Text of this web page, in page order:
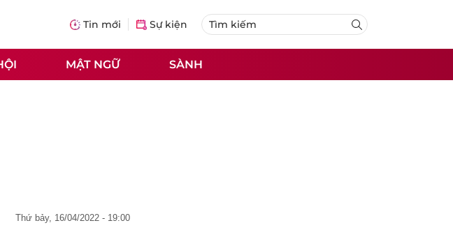
Tin mới Sự kiện
MẬT NGỮ SÀNH
thứ bảy, 16/04/2022 - 19:00